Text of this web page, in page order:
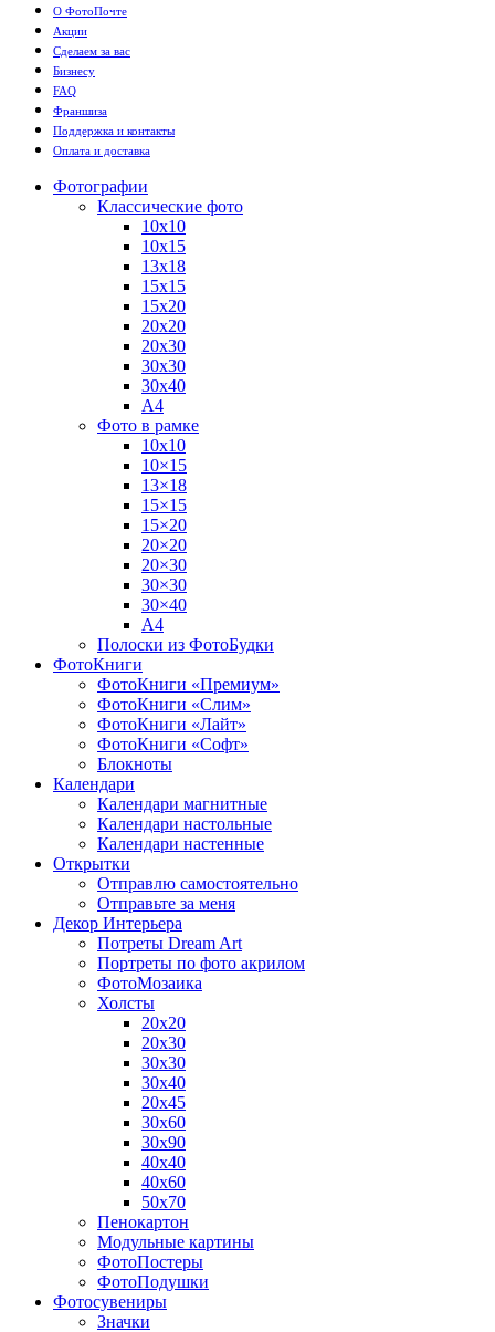
О ФотоПочте
Акции
Сделаем за вас
Бизнесу
FAQ
Франшиза
Поддержка и контакты
Оплата и доставка
Фотографии
Классические фото
10х10
10х15
13х18
15х15
15х20
20х20
20х30
30х30
30х40
А4
Фото в рамке
10х10
10×15
13×18
15×15
15×20
20×20
20×30
30×30
30×40
A4
Полоски из ФотоБудки
ФотоКниги
ФотоКниги «Премиум»
ФотоКниги «Слим»
ФотоКниги «Лайт»
ФотоКниги «Софт»
Блокноты
Календари
Календари магнитные
Календари настольные
Календари настенные
Открытки
Отправлю самостоятельно
Отправьте за меня
Декор Интерьера
Потреты Dream Art
Портреты по фото акрилом
ФотоМозаика
Холсты
20х20
20х30
30х30
30х40
20х45
30х60
30х90
40х40
40х60
50х70
Пенокартон
Модульные картины
ФотоПостеры
ФотоПодушки
Фотоcувениры
Значки